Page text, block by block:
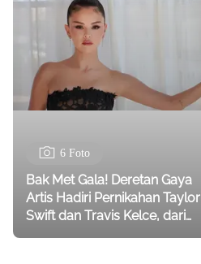
6 Foto
Bak Met Gala! Deretan Gaya
Artis Hadiri Pernikahan Taylor
Swift dan Travis Kelce, dari